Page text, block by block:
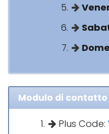
Modulo di contatto
Plus Code: